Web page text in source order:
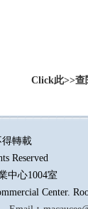
Click此>>查
轉載
Reserved
中心1004室
Center.